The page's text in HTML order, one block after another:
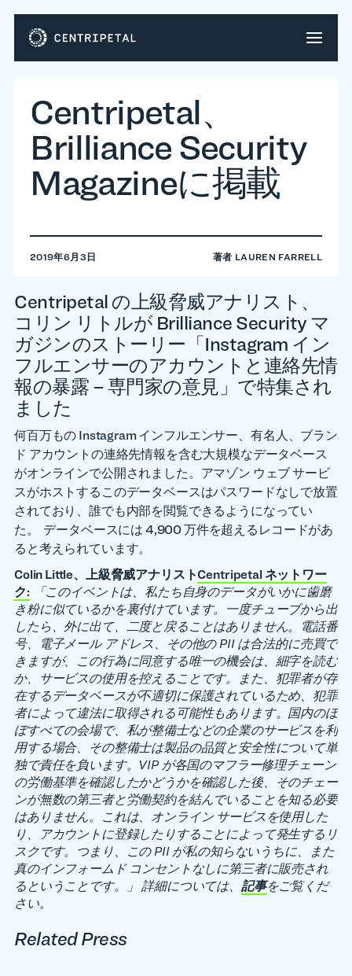
Centripetal、
Brilliance Security
Magazineに掲載
2019年6月3日 著者 LAUREN FARRELL
Centripetal の上級脅威アナリスト、
コリン リトルが Brilliance Security マ
ガジンのストーリー「Instagram イン
フルエンサーのアカウントと連絡先情
報の暴露 – 専門家の意見」で特集され
ました
何百万もの Instagram インフルエンサー、有名人、ブラン
ド アカウントの連絡先情報を含む大規模なデータベース
がオンラインで公開されました。アマゾン ウェブ サービ
スがホストするこのデータベースはパスワードなしで放置
されており、誰でも内部を閲覧できるようになってい
た。 データベースには 4,900 万件を超えるレコードがあ
ると考えられています。
Colin Little、上級脅威アナリストCentripetal ネットワー
ク:
「このイベントは、私たち自身のデータがいかに歯磨
き粉に似ているかを裏付けています。一度チューブから出
したら、外に出て、二度と戻ることはありません。電話番
号、電子メール アドレス、その他の PII は合法的に売買で
きますが、この行為に同意する唯一の機会は、細字を読む
か、サービスの使用を控えることです。また、犯罪者が存
在するデータベースが不適切に保護されているため、犯罪
者によって違法に取得される可能性もあります。国内のほ
ぼすべての会場で、私が整備士などの企業のサービスを利
用する場合、その整備士は製品の品質と安全性について単
独で責任を負います。VIP が各国のマフラー修理チェーン
の労働基準を確認したかどうかを確認した後、そのチェー
ンが無数の第三者と労働契約を結んでいることを知る必要
はありません。これは、オンライン サービスを使用した
り、アカウントに登録したりすることによって発生するリ
スクです。つまり、この PII が私の知らないうちに、また
真のインフォームド コンセントなしに第三者に販売され
るということです。」 詳細については、 記事をご覧くだ
さい。
Related Press